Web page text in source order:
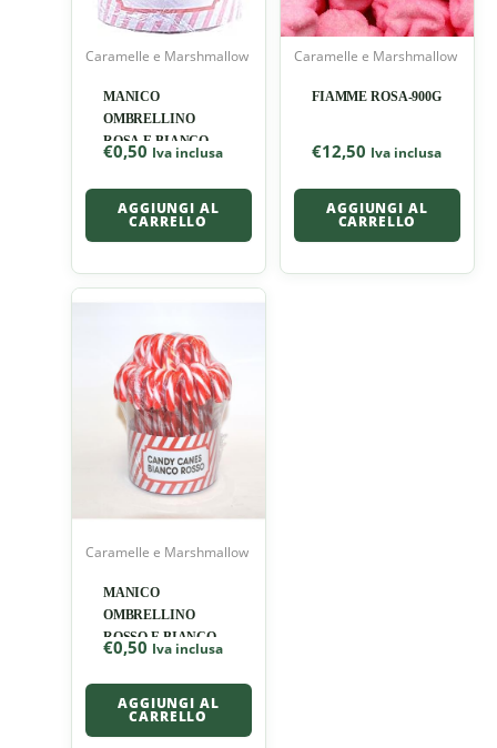
Caramelle e Marshmallow
MANICO
OMBRELLINO
ROSA E BIANCO
€0,50 Iva inclusa
AGGIUNGI AL
CARRELLO
Caramelle e Marshmallow
FIAMME ROSA-900G
€12,50 Iva inclusa
AGGIUNGI AL
CARRELLO
Caramelle e Marshmallow
MANICO
OMBRELLINO
ROSSO E BIANCO
€0,50 Iva inclusa
AGGIUNGI AL
CARRELLO